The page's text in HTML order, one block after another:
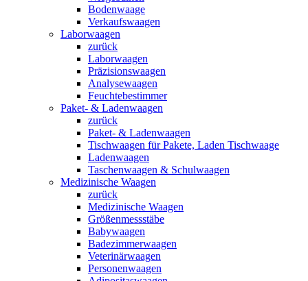
Bodenwaage
Verkaufswaagen
Laborwaagen
zurück
Laborwaagen
Präzisionswaagen
Analysewaagen
Feuchtebestimmer
Paket- & Ladenwaagen
zurück
Paket- & Ladenwaagen
Tischwaagen für Pakete, Laden Tischwaage
Ladenwaagen
Taschenwaagen & Schulwaagen
Medizinische Waagen
zurück
Medizinische Waagen
Größenmessstäbe
Babywaagen
Badezimmerwaagen
Veterinärwaagen
Personenwaagen